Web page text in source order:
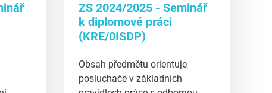
ZS 2024/2025 - Seminář
k diplomové práci
(KRE/0ISDP)
Obsah předmětu orientuje
posluchače v základních